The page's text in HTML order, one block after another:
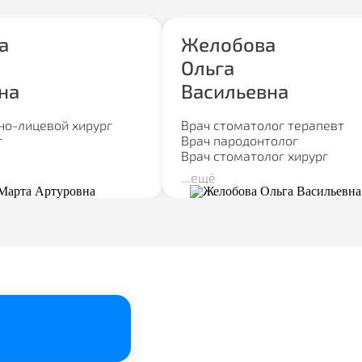
лицевой хирург
Желобова
Ольга
Васильевна
Врач стоматолог терапевт
Врач пародонтолог
Врач стоматолог хирург
...ещё
Ольга
терапевт
хирург
и оперирующий
владеющая тонкими
под
берётся за самые